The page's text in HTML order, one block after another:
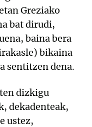
Greziako
bat dirudi,
baina bera
bikaina
sentitzen dena.
dizkigu
dekadenteak,
ustez,